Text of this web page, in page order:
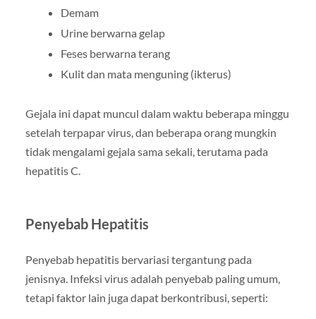
Demam
Urine berwarna gelap
Feses berwarna terang
Kulit dan mata menguning (ikterus)
Gejala ini dapat muncul dalam waktu beberapa minggu
setelah terpapar virus, dan beberapa orang mungkin
tidak mengalami gejala sama sekali, terutama pada
hepatitis C.
Penyebab Hepatitis
Penyebab hepatitis bervariasi tergantung pada
jenisnya. Infeksi virus adalah penyebab paling umum,
tetapi faktor lain juga dapat berkontribusi, seperti: